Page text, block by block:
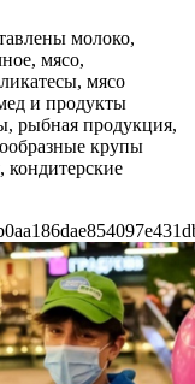
молоко,
мясо,
мясо
и продукты
рыбная продукция,
крупы
кондитерские